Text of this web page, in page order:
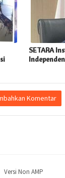
SETARA
Komentar
Versi Non AMP